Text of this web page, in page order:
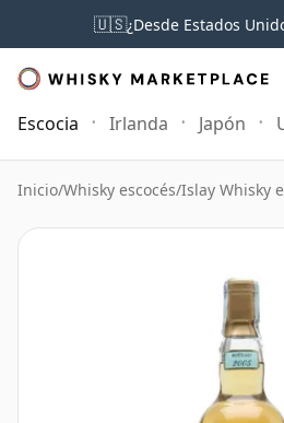
🇺🇸¿Desde Estados
Escocia Irlanda Japón
Inicio/Whisky escocés/Islay Whisky